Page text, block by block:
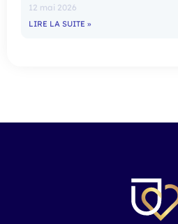
12 mai 2026
LIRE LA SUITE »